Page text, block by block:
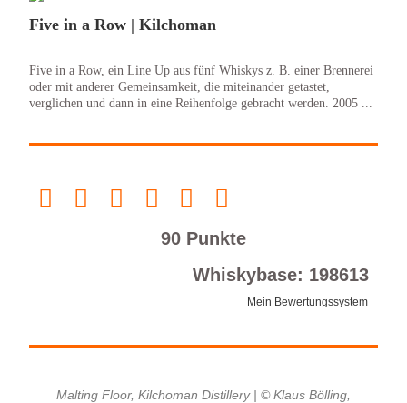
Five in a Row | Kilchoman
Five in a Row, ein Line Up aus fünf Whiskys z. B. einer Brennerei
oder mit anderer Gemeinsamkeit, die miteinander getastet,
verglichen und dann in eine Reihenfolge gebracht werden. 2005 ...
90 Punkte
Whiskybase: 198613
Mein Bewertungssystem
Malting Floor, Kilchoman Distillery | © Klaus Bölling,